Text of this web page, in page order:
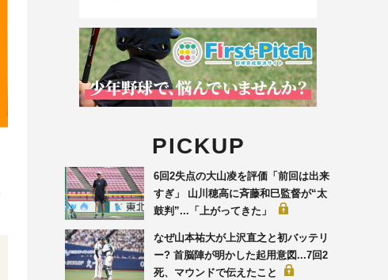
PICKUP
6回2失点の大山凌を評価「前回は出来
すぎ」 山川穂高に斉藤和巳監督が“太
鼓判”...「上がってきた」
なぜ山本祐大が上沢直之と初バッテリ
ー? 首脳陣が明かした起用意図...7回2
死、マウンドで伝えたこと